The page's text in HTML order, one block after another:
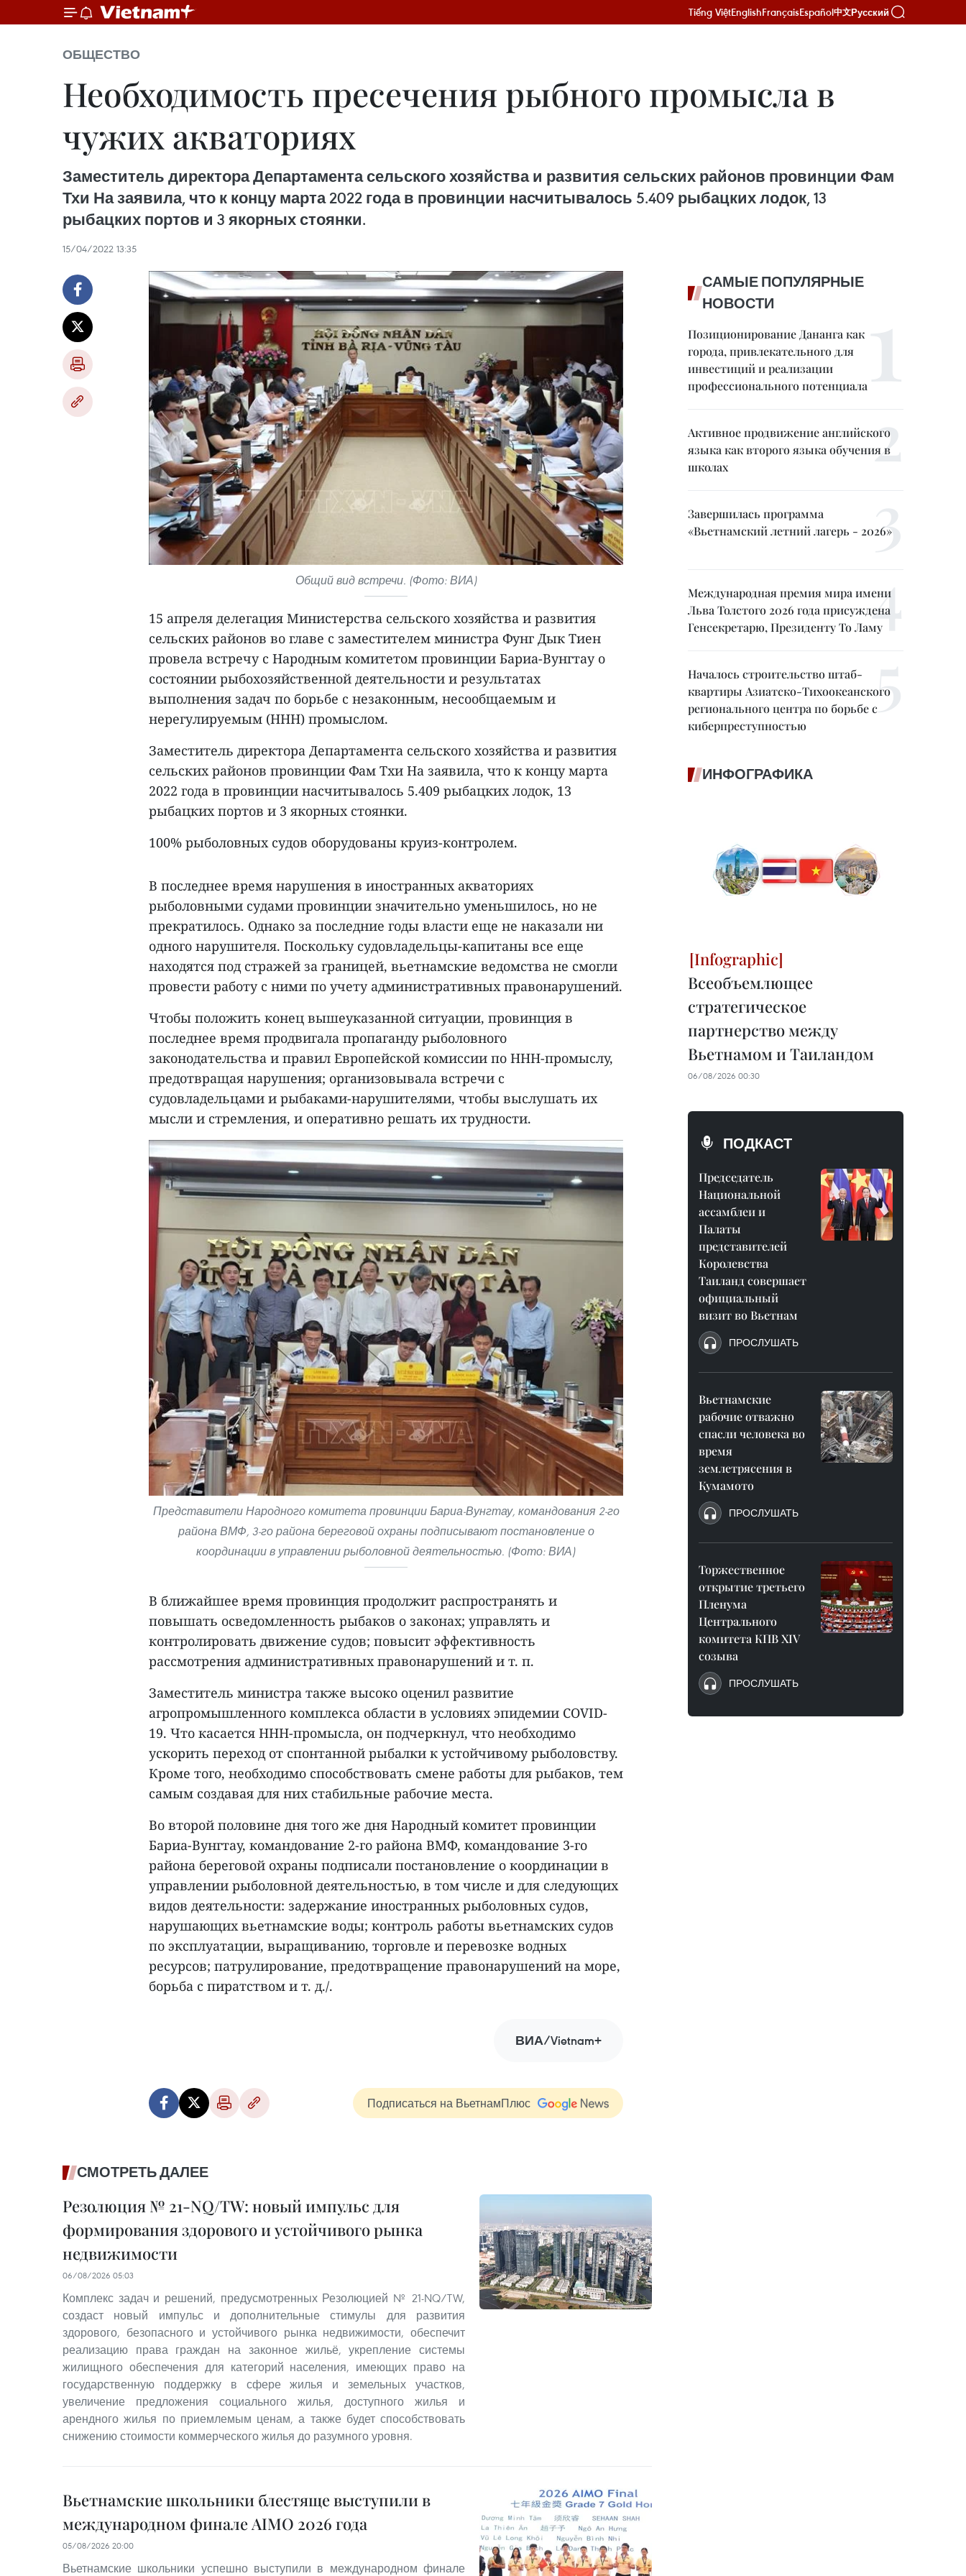
Tiếng ViệtEnglishFrançaisEspañol中文Русский
ОБЩЕСТВО
Необходимость пресечения рыбного промысла в
чужих акваториях
Заместитель директора Департамента сельского хозяйства и развития сельских районов провинции Фам
Тхи На заявила, что к концу марта 2022 года в провинции насчитывалось 5.409 рыбацких лодок, 13
рыбацких портов и 3 якорных стоянки.
15/04/2022 13:35
Общий вид встречи. (Фото: ВИА)
15 апреля делегация Министерства сельского хозяйства и развития
сельских районов во главе с заместителем министра Фунг Дык Тиен
провела встречу с Народным комитетом провинции Бариа-Вунгтау о
состоянии рыбохозяйственной деятельности и результатах
выполнения задач по борьбе с незаконным, несообщаемым и
нерегулируемым (ННН) промыслом.
Заместитель директора Департамента сельского хозяйства и развития
сельских районов провинции Фам Тхи На заявила, что к концу марта
2022 года в провинции насчитывалось 5.409 рыбацких лодок, 13
рыбацких портов и 3 якорных стоянки.
100% рыболовных судов оборудованы круиз-контролем.
В последнее время нарушения в иностранных акваториях
рыболовными судами провинции значительно уменьшилось, но не
прекратилось. Однако за последние годы власти еще не наказали ни
одного нарушителя. Поскольку судовладельцы-капитаны все еще
находятся под стражей за границей, вьетнамские ведомства не смогли
провести работу с ними по учету административных правонарушений.
Чтобы положить конец вышеуказанной ситуации, провинция в
последнее время продвигала пропаганду рыболовного
законодательства и правил Европейской комиссии по ННН-промыслу,
предотвращая нарушения; организовывала встречи с
судовладельцами и рыбаками-нарушителями, чтобы выслушать их
мысли и стремления, и оперативно решать их трудности.
Представители Народного комитета провинции Бариа-Вунгтау, командования 2-го
района ВМФ, 3-го района береговой охраны подписывают постановление о
координации в управлении рыболовной деятельностью. (Фото: ВИА)
В ближайшее время провинция продолжит распространять и
повышать осведомленность рыбаков о законах; управлять и
контролировать движение судов; повысит эффективность
рассмотрения административных правонарушений и т. п.
Заместитель министра также высоко оценил развитие
агропромышленного комплекса области в условиях эпидемии COVID-
19. Что касается ННН-промысла, он подчеркнул, что необходимо
ускорить переход от спонтанной рыбалки к устойчивому рыболовству.
Кроме того, необходимо способствовать смене работы для рыбаков, тем
самым создавая для них стабильные рабочие места.
Во второй половине дня того же дня Народный комитет провинции
Бариа-Вунгтау, командование 2-го района ВМФ, командование 3-го
района береговой охраны подписали постановление о координации в
управлении рыболовной деятельностью, в том числе и для следующих
видов деятельности: задержание иностранных рыболовных судов,
нарушающих вьетнамские воды; контроль работы вьетнамских судов
по эксплуатации, выращиванию, торговле и перевозке водных
ресурсов; патрулирование, предотвращение правонарушений на море,
борьба с пиратством и т. д./.
ВИА/Vietnam+
Подписаться на ВьетнамПлюс
СМОТРЕТЬ ДАЛЕЕ
Резолюция № 21-NQ/TW: новый импульс для
формирования здорового и устойчивого рынка
недвижимости
06/08/2026 05:03
Комплекс задач и решений, предусмотренных Резолюцией № 21-NQ/TW,
создаст новый импульс и дополнительные стимулы для развития
здорового, безопасного и устойчивого рынка недвижимости, обеспечит
реализацию права граждан на законное жильё, укрепление системы
жилищного обеспечения для категорий населения, имеющих право на
государственную поддержку в сфере жилья и земельных участков,
увеличение предложения социального жилья, доступного жилья и
арендного жилья по приемлемым ценам, а также будет способствовать
снижению стоимости коммерческого жилья до разумного уровня.
Вьетнамские школьники блестяще выступили в
международном финале AIMO 2026 года
05/08/2026 20:00
Вьетнамские школьники успешно выступили в международном финале
САМЫЕ ПОПУЛЯРНЫЕ
НОВОСТИ
Позиционирование Дананга как
города, привлекательного для
инвестиций и реализации
профессионального потенциала
Активное продвижение английского
языка как второго языка обучения в
школах
Завершилась программа
«Вьетнамский летний лагерь - 2026»
Международная премия мира имени
Льва Толстого 2026 года присуждена
Генсекретарю, Президенту То Ламу
Началось строительство штаб-
квартиры Азиатско-Тихоокеанского
регионального центра по борьбе с
киберпреступностью
ИНФОГРАФИКА
Всеобъемлющее
стратегическое
партнерство между
Вьетнамом и Таиландом
06/08/2026 00:30
ПОДКАСТ
Председатель
Национальной
ассамблеи и
Палаты
представителей
Королевства
Таиланд совершает
официальный
визит во Вьетнам
ПРОСЛУШАТЬ
Вьетнамские
рабочие отважно
спасли человека во
время
землетрясения в
Кумамото
ПРОСЛУШАТЬ
Торжественное
открытие третьего
Пленума
Центрального
комитета КПВ XIV
созыва
ПРОСЛУШАТЬ